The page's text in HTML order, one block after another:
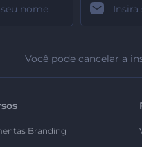
Você pode cancelar a
Branding